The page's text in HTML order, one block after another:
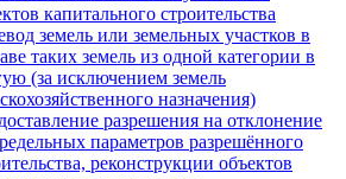
капитального строительства
земель или земельных участков в
таких земель из одной категории в
(за исключением земель
назначения)
разрешения на отклонение
параметров разрешённого
реконструкции объектов